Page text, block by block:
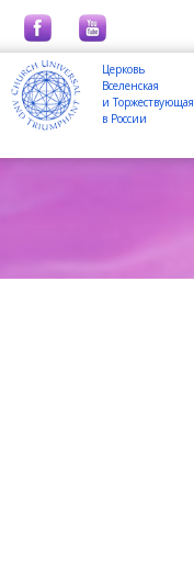
Церковь
Вселенская
и Торжествующая
в России